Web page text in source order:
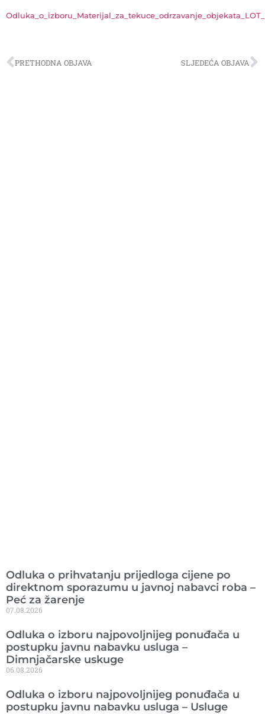
PRETHODNA OBJAVA SLJEDEĆA OBJAVA
Odluka o prihvatanju prijedloga cijene po
direktnom sporazumu u javnoj nabavci roba –
Peć za žarenje
07.08.2026
Odluka o izboru najpovoljnijeg ponuđača u
postupku javnu nabavku usluga –
Dimnjačarske uskuge
06.08.2026
Odluka o izboru najpovoljnijeg ponuđača u
postupku javnu nabavku usluga – Usluge